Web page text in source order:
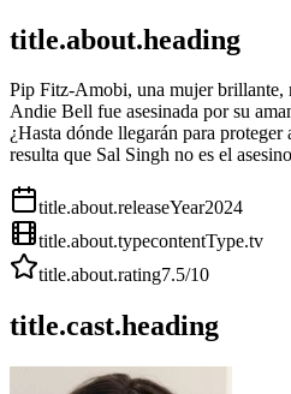
title.about.heading
Pip Fitz-Amobi, una mujer brillante,
Andie Bell fue asesinada por su
¿Hasta dónde llegarán para proteger
resulta que Sal Singh no es el
title.about.releaseYear2024
title.about.typecontentType.tv
title.about.rating7.5/10
title.cast.heading